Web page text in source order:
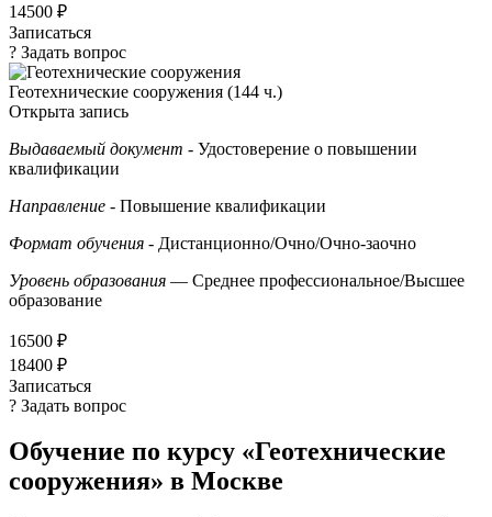
14500 ₽
Записаться
? Задать вопрос
Геотехнические сооружения (144 ч.)
Открыта запись
Выдаваемый документ - Удостоверение о повышении
квалификации
Направление - Повышение квалификации
Формат обучения - Дистанционно/Очно/Очно-заочно
Уровень образования — Среднее профессиональное/Высшее
образование
16500 ₽
18400 ₽
Записаться
? Задать вопрос
Обучение по курсу «Геотехнические
сооружения» в Москве